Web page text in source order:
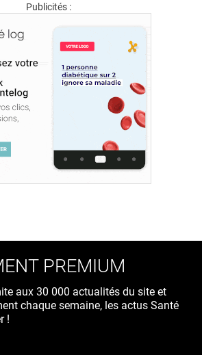
Publicités :
PREMIUM
aux 30 000 actualités du site et
chaque semaine, les actus Santé
!